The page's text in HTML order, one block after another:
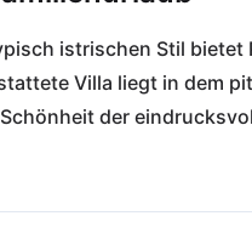
istrischen Stil
Villa liegt in dem
der
Barban, Svetvinčenat
Leihwagen sehr
den schönen Stränden